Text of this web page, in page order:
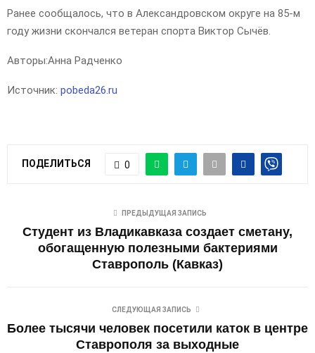
Ранее сообщалось, что в Александровском округе на 85-м
году жизни скончался ветеран спорта Виктор Сычёв.
Авторы:Анна Радченко
Источник: pobeda26.ru
ПОДЕЛИТЬСЯ 0
ПРЕДЫДУЩАЯ ЗАПИСЬ
Студент из Владикавказа создает сметану,
обогащенную полезными бактериями
Ставрополь (Кавказ)
СЛЕДУЮЩАЯ ЗАПИСЬ
Более тысячи человек посетили каток в центре
Ставрополя за выходные